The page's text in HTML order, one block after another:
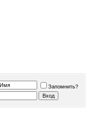
Запомнить?